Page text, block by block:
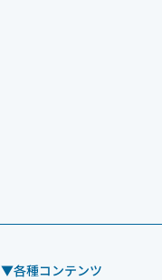
▼各種コンテンツ